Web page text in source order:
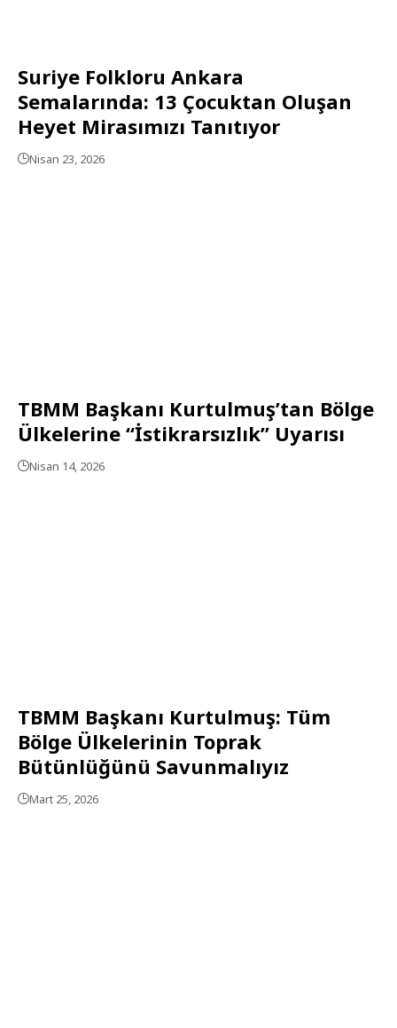
Suriye Folkloru Ankara
Semalarında: 13 Çocuktan Oluşan
Heyet Mirasımızı Tanıtıyor
Nisan 23, 2026
TBMM Başkanı Kurtulmuş’tan Bölge
Ülkelerine “İstikrarsızlık” Uyarısı
Nisan 14, 2026
TBMM Başkanı Kurtulmuş: Tüm
Bölge Ülkelerinin Toprak
Bütünlüğünü Savunmalıyız
Mart 25, 2026